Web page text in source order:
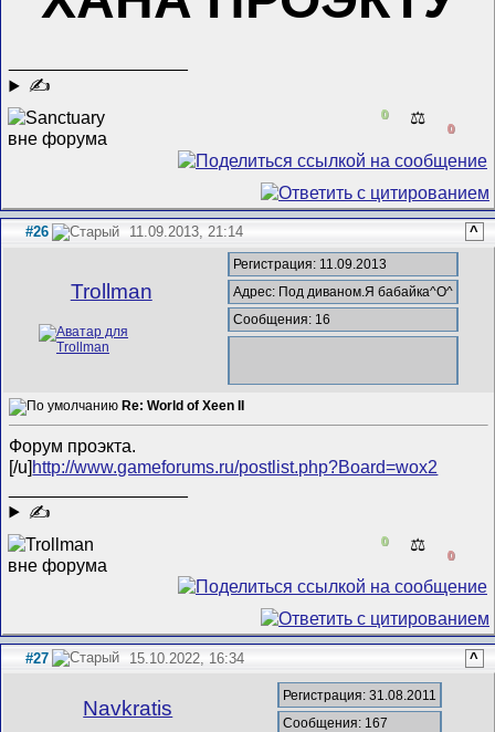
✍
0 ⚖️
0
#26 11.09.2013, 21:14 ^
Trollman
Регистрация: 11.09.2013
Адрес: Под диваном.Я бабайка^O^
Сообщения: 16
Re: World of Xeen II
Форум проэкта.
[/u]http://www.gameforums.ru/postlist.php?Board=wox2
✍
0 ⚖️
0
#27 15.10.2022, 16:34 ^
Navkratis
Регистрация: 31.08.2011
Сообщения: 167